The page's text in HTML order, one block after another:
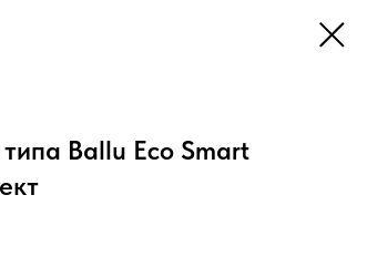
Ballu Eco Smart